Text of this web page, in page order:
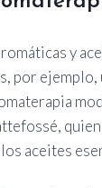
y
por
aceites